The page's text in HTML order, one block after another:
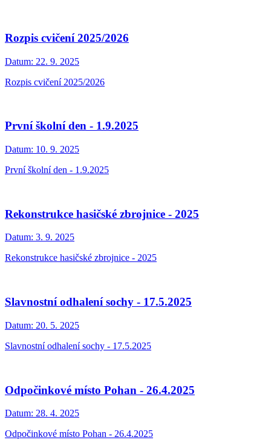
Rozpis cvičení 2025/2026
Datum: 22. 9. 2025
Rozpis cvičení 2025/2026
První školní den - 1.9.2025
Datum: 10. 9. 2025
První školní den - 1.9.2025
Rekonstrukce hasičské zbrojnice - 2025
Datum: 3. 9. 2025
Rekonstrukce hasičské zbrojnice - 2025
Slavnostní odhalení sochy - 17.5.2025
Datum: 20. 5. 2025
Slavnostní odhalení sochy - 17.5.2025
Odpočinkové místo Pohan - 26.4.2025
Datum: 28. 4. 2025
Odpočinkové místo Pohan - 26.4.2025